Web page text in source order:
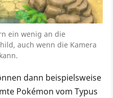
ein wenig an die
auch wenn die Kamera
dann beispielsweise
Pokémon vom Typus